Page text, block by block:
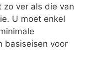
zo ver als die van
U moet enkel
basiseisen voor